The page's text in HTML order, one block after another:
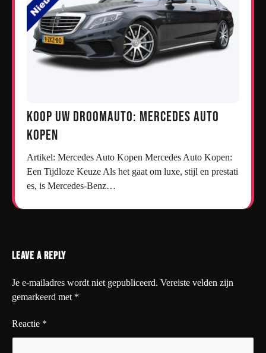
Koop uw droomauto: Mercedes auto
kopen
Artikel: Mercedes Auto Kopen Mercedes Auto Kopen:
Een Tijdloze Keuze Als het gaat om luxe, stijl en prestati
es, is Mercedes-Benz…
Leave a Reply
Je e-mailadres wordt niet gepubliceerd. Vereiste velden zijn
gemarkeerd met *
Reactie *